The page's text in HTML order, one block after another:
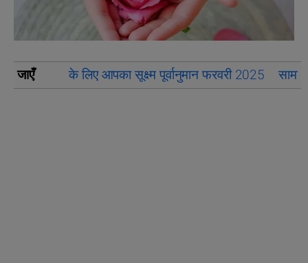
जाएँ के लिए आपका सूक्ष्म पूर्वानुमान फरवरी 2025